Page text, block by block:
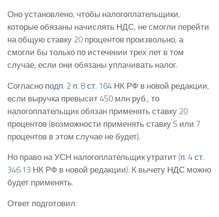
Оно установлено, чтобы налогоплательщики,
которые обязаны начислять НДС, не смогли перейти
на общую ставку 20 процентов произвольно, а
смогли бы только по истечении трех лет в том
случае, если они обязаны уплачивать налог.
Согласно подп. 2 п. 8 ст. 164 НК РФ в новой редакции,
если выручка превысит 450 млн руб., то
налогоплательщик обязан применять ставку 20
процентов (возможности применять ставку 5 или 7
процентов в этом случае не будет).
Но право на УСН налогоплательщик утратит (п. 4 ст.
346.13 НК РФ в новой редакции). К вычету НДС можно
будет применять.
Ответ подготовил: